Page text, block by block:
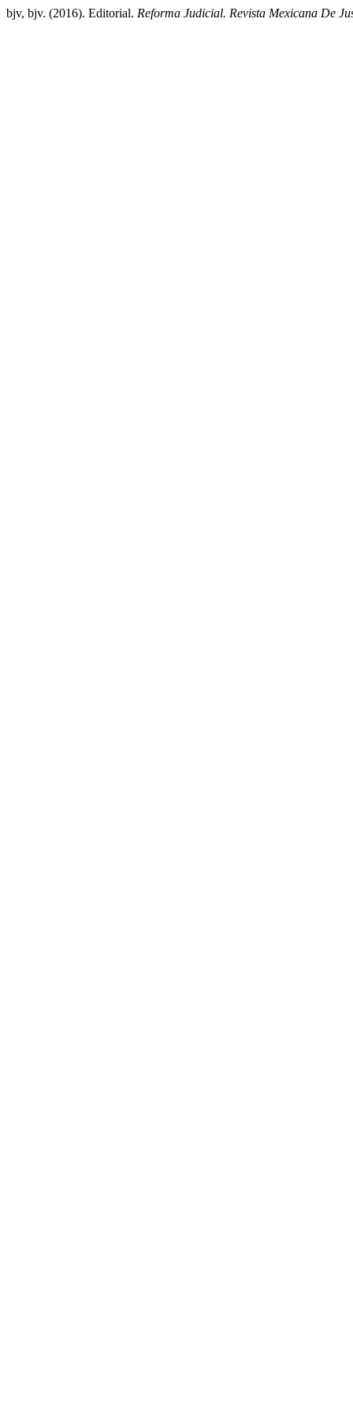
bjv, bjv. (2016). Editorial. Reforma Judicial. Revista Mexicana De